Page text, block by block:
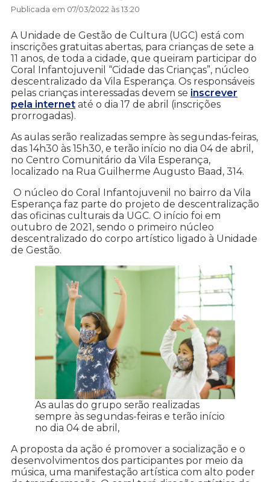
Publicada em 07/03/2022 às 13:20
A Unidade de Gestão de Cultura (UGC) está com
inscrições gratuitas abertas, para crianças de sete a
11 anos, de toda a cidade, que queiram participar do
Coral Infantojuvenil “Cidade das Crianças”, núcleo
descentralizado da Vila Esperança. Os responsáveis
pelas crianças interessadas devem se inscrever
pela internet até o dia 17 de abril (inscrições
prorrogadas).
As aulas serão realizadas sempre às segundas-feiras,
das 14h30 às 15h30, e terão início no dia 04 de abril,
no Centro Comunitário da Vila Esperança,
localizado na Rua Guilherme Augusto Baad, 314.
O núcleo do Coral Infantojuvenil no bairro da Vila
Esperança faz parte do projeto de descentralização
das oficinas culturais da UGC. O início foi em
outubro de 2021, sendo o primeiro núcleo
descentralizado do corpo artístico ligado à Unidade
de Gestão.
As aulas do grupo serão realizadas
sempre às segundas-feiras e terão início
no dia 04 de abril,
A proposta da ação é promover a socialização e o
desenvolvimentos dos participantes por meio da
música, uma manifestação artística com alto poder